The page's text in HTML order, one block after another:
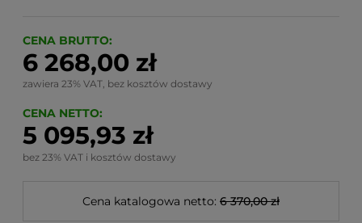
CENA BRUTTO:
6 268,00 zł
zawiera 23% VAT, bez kosztów dostawy
CENA NETTO:
5 095,93 zł
bez 23% VAT i kosztów dostawy
Cena katalogowa netto: 6 370,00 zł